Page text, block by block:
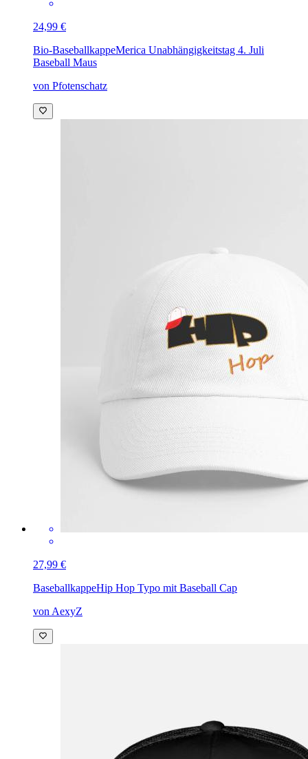
24,99 €
Bio-BaseballkappeMerica Unabhängigkeitstag 4. Juli
Baseball Maus
von Pfotenschatz
27,99 €
BaseballkappeHip Hop Typo mit Baseball Cap
von AexyZ